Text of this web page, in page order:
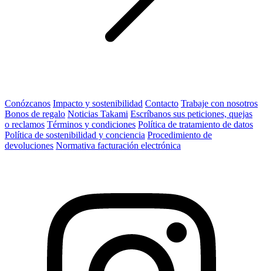
Conózcanos Impacto y sostenibilidad Contacto Trabaje con nosotros
Bonos de regalo Noticias Takami Escríbanos sus peticiones, quejas
o reclamos Términos y condiciones Política de tratamiento de datos
Política de sostenibilidad y conciencia Procedimiento de
devoluciones Normativa facturación electrónica